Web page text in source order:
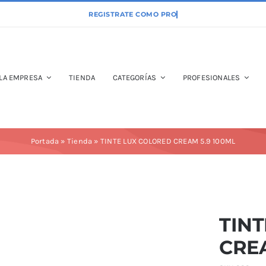
LA EMPRESA TIENDA CATEGORÍAS PROFESIONALES
Portada » Tienda » TINTE LUX COLORED CREAM 5.9 100ML